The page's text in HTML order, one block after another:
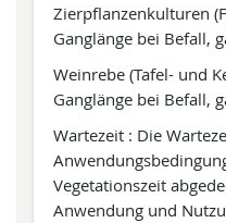
Zierpflanzenkulturen
Ganglänge bei Befall,
Weinrebe (Tafel- und
Ganglänge bei Befall,
Wartezeit : Die
Vegetationszeit
Anwendung und